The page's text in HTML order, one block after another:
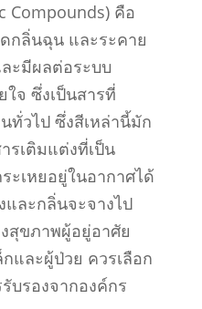
Compounds) คือ
กลิ่นฉุน และระคาย
ละมีผลต่อระบบ
จ ซึ่งเป็นสารที่
ทั่วไป ซึ่งสีเหล่านี้มัก
รเติมแต่งที่เป็น
ะเหยอยู่ในอากาศได้
ละกลิ่นจะจางไป
สุขภาพผู้อยู่อาศัย
และผู้ป่วย ควรเลือก
บรองจากองค์กร